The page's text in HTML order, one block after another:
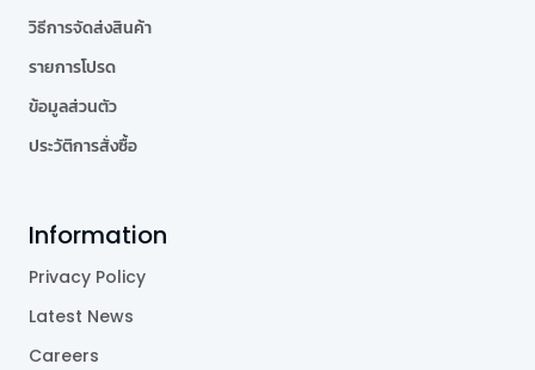
วิธีการจัดส่งสินค้า
รายการโปรด
ข้อมูลส่วนตัว
ประวัติการสั่งซื้อ
Information
Privacy Policy
Latest News
Careers